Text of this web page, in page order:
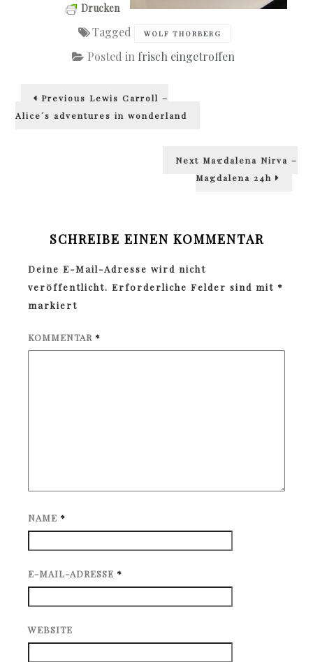
Drucken
Tagged WOLF THORBERG
Posted in frisch eingetroffen
Beitragsnavigation
Previous Previous
Lewis Carroll –
Alice´s adventures in wonderland
Next Next
Magdalena Nirva –
Magdalena 24h
SCHREIBE EINEN KOMMENTAR
Deine E-Mail-Adresse wird nicht
veröffentlicht. Erforderliche Felder sind mit *
markiert
KOMMENTAR *
NAME *
E-MAIL-ADRESSE *
WEBSITE